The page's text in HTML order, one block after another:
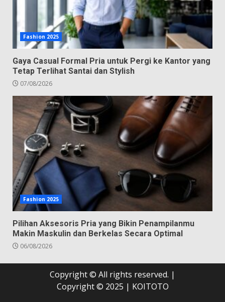
Fashion 2025
Gaya Casual Formal Pria untuk Pergi ke Kantor yang
Tetap Terlihat Santai dan Stylish
07/08/2026
Fashion 2025
Pilihan Aksesoris Pria yang Bikin Penampilanmu
Makin Maskulin dan Berkelas Secara Optimal
06/08/2026
Copyright © All rights reserved. |
Copyright © 2025 | KOITOTO